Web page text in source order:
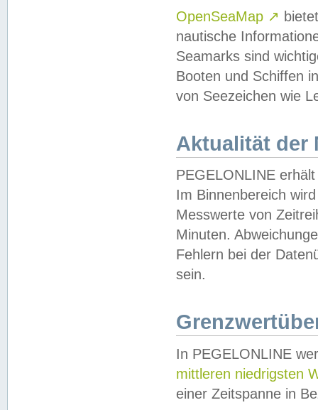
OpenSeaMap ↗
nautische
Seamarks sind
Booten und Schiffen
von Seezeichen wie
Aktualität der
PEGELONLINE
Im Binnenbereich
Messwerte von
Minuten.
Fehlern bei der
sein.
In PEGELONLINE
mittleren niedrigsten
einer Zeitspanne in